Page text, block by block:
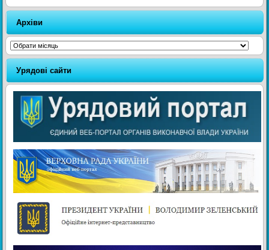
Архіви
Архіви
Урядові сайти